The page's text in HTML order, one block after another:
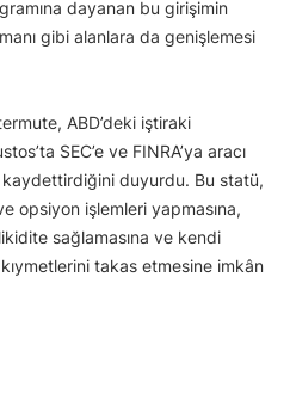
dayanan bu girişimin
gibi alanlara da genişlemesi
ABD’deki iştiraki
SEC’e ve FINRA’ya aracı
duyurdu. Bu statü,
opsiyon işlemleri yapmasına,
sağlamasına ve kendi
takas etmesine imkân